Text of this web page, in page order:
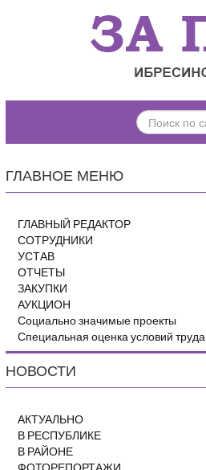
ПОИСК
ПО
ГЛАВНОЕ МЕНЮ
ГЛАВНЫЙ РЕДАКТОР
СОТРУДНИКИ
УСТАВ
ОТЧЕТЫ
ЗАКУПКИ
АУКЦИОН
Социально значимые проекты
Специальная оценка условий труда
НОВОСТИ
АКТУАЛЬНО
В РЕСПУБЛИКЕ
В РАЙОНЕ